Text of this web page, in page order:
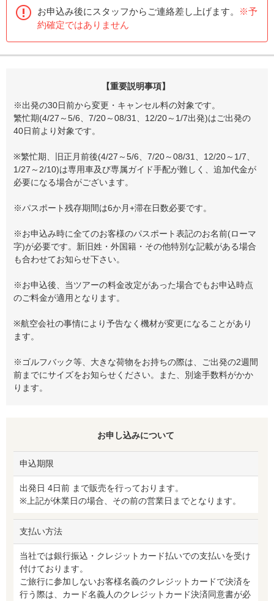
お申込み後にスタッフからご連絡差し上げます。
※予
約確定ではありません
【重要説明事項】
※出発の30日前から変更・キャンセル料の対象です。
繁忙期(4/27～5/6、7/20～08/31、12/20～1/7出発)はご出発の
40日前より対象です。
※繁忙期、旧正月前後(4/27～5/6、7/20～08/31、12/20～1/7、
1/27～2/10)は専用車及び専属ガイド手配が難しく、追加代金が
必要になる場合がございます。
※パスポート残存期間は6か月+滞在日数必要です。
※お申込み時に全てのお客様のパスポート表記のお名前(ローマ
字)が必要です。新旧姓・外国籍・その他特別な記載がある場合
も合わせてお知らせ下さい。
※お申込後、当ツアーの料金改定があった場合でもお申込時点
のご料金が適用となります。
※航空会社の事情により予告なく機材が変更になることがあり
ます。
※ゴルフバック等、大きな荷物をお持ちの際は、ご出発の2週間
前までにサイズをお知らせください。また、別途手数料がかか
ります。
お申し込みについて
申込期限
出発日 4日前 まで販売を行っております。
※上記が休業日の場合、その前の営業日までとなります。
支払い方法
当社では銀行振込・クレジットカード払いでの支払いを受け
付けております。
ご旅行に参加しないお客様名義のクレジットカードで決済を
行う際は、カード名義人のクレジットカード決済同意書が必